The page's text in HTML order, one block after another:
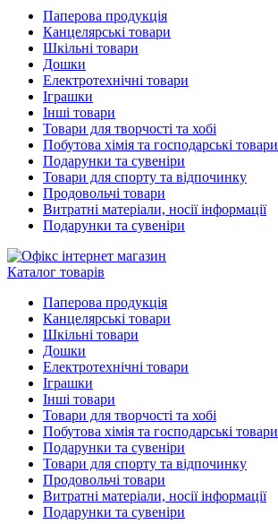
Паперова продукція
Канцелярські товари
Шкільні товари
Дошки
Електротехнічні товари
Іграшки
Інші товари
Товари для творчості та хобі
Побутова хімія та господарські товари
Подарунки та сувеніри
Товари для спорту та відпочинку
Продовольчі товари
Витратні матеріали, носії інформації
Подарунки та сувеніри
Каталог товарів
Паперова продукція
Канцелярські товари
Шкільні товари
Дошки
Електротехнічні товари
Іграшки
Інші товари
Товари для творчості та хобі
Побутова хімія та господарські товари
Подарунки та сувеніри
Товари для спорту та відпочинку
Продовольчі товари
Витратні матеріали, носії інформації
Подарунки та сувеніри